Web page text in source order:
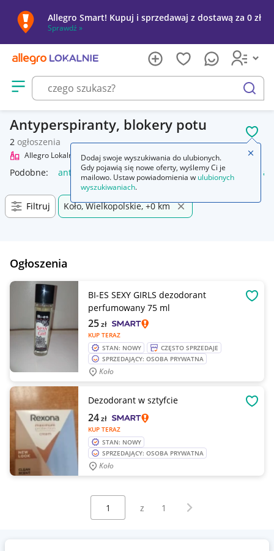
Allegro Smart! Kupuj i sprzedawaj z dostawą za 0 zł
Sprawdź »
Otwórz menu z kategoriami
szukaj
Antyperspiranty, blokery potu
2 ogłoszenia
Allegro Lokalnie Uroda Pielęgnacja Ciało Antyperspiranty
Podobne: antyperspirant antyperspiranty i dezodoranty
Filtruj Koło, Wielkopolskie, +0 km
Ogłoszenia
BI-ES SEXY GIRLS dezodorant
perfumowany 75 ml
KUP TERAZ
25zł
STAN: NOWY
CZĘSTO SPRZEDAJE
SPRZEDAJĄCY: OSOBA PRYWATNA
Koło
Dezodorant w sztyfcie
KUP TERAZ
24zł
STAN: NOWY
SPRZEDAJĄCY: OSOBA PRYWATNA
Koło
Wybierz stronę:
z 1 Następna strona
Dodaj swoje wyszukiwania do ulubionych.
Gdy pojawią się nowe oferty, wyślemy Ci je
mailowo. Ustaw powiadomienia w ulubionych
wyszukiwaniach.